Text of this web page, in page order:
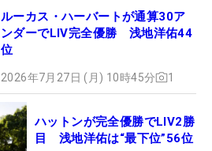
ルーカス・ハーバートが通算30ア
ンダーでLIV完全優勝 浅地洋佑44
位
2026年7月27日 (月) 10時45分 1
ハットンが完全優勝でLIV2勝
目 浅地洋佑は“最下位”56位